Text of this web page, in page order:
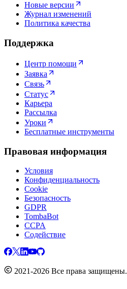
Новые версии
Журнал изменений
Политика качества
Поддержка
Центр помощи
Заявка
Связь
Статус
Карьера
Рассылка
Уроки
Бесплатные инструменты
Правовая информация
Условия
Конфиденциальность
Cookie
Безопасность
GDPR
TombaBot
CCPA
Содействие
2021-2026 Все права защищены.